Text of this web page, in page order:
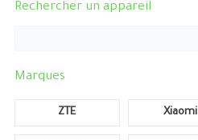
Rechercher un appareil
Marques
ZTE Xiaomi